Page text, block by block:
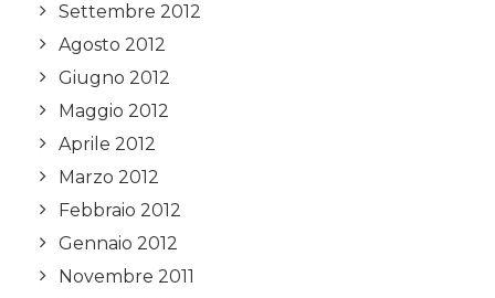
Settembre 2012
Agosto 2012
Giugno 2012
Maggio 2012
Aprile 2012
Marzo 2012
Febbraio 2012
Gennaio 2012
Novembre 2011